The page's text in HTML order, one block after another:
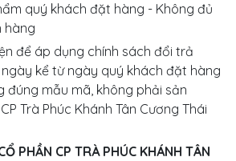
quý khách đặt hàng - Không đủ
hàng
để áp dụng chính sách đổi trả
kể từ ngày quý khách đặt hàng
đúng mẫu mã, không phải sản
Trà Phúc Khánh Tân Cương Thái
PHẦN CP TRÀ PHÚC KHÁNH TÂN